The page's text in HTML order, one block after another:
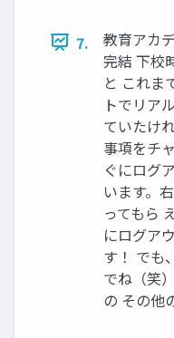
7.
教育アカ
完結 下校
と これま
トでリア
ていたけ
事項をチ
ぐにログ
います。
ってもら
にログア
す！ でも
でね（笑
の その他